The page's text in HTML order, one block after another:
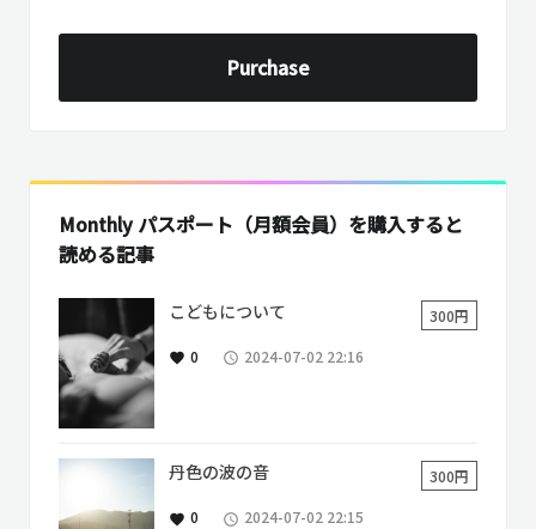
Purchase
Monthly パスポート（月額会員）を購入すると
読める記事
こどもについて 300円
favorite 0 access_time 2024-07-02 22:16
丹色の波の音 300円
favorite 0 access_time 2024-07-02 22:15